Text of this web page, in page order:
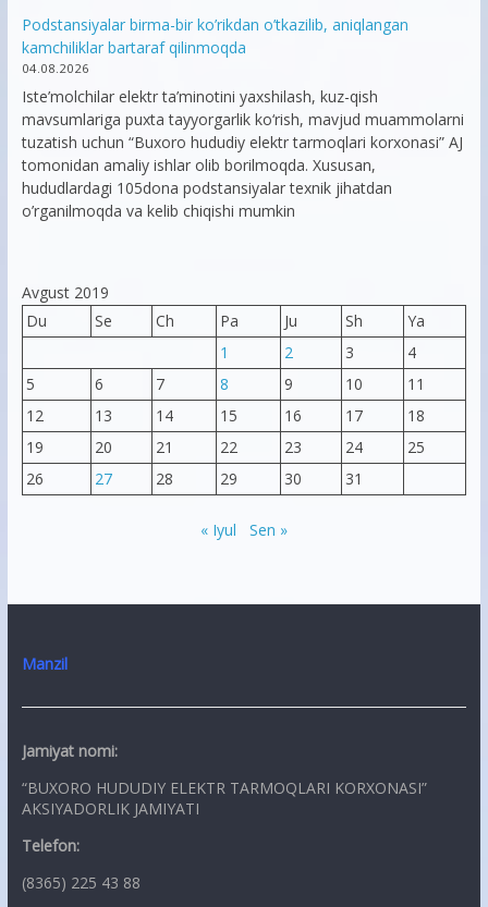
Podstansiyalar birma-bir ko’rikdan o’tkazilib, aniqlangan
kamchiliklar bartaraf qilinmoqda
04.08.2026
Iste’molchilar elektr ta’minotini yaxshilash, kuz-qish
mavsumlariga puxta tayyorgarlik ko‘rish, mavjud muammolarni
tuzatish uchun “Buxoro hududiy elektr tarmoqlari korxonasi” AJ
tomonidan amaliy ishlar olib borilmoqda. Xususan,
hududlardagi 105dona podstansiyalar texnik jihatdan
o’rganilmoqda va kelib chiqishi mumkin
Avgust 2019
Du
Se Ch Pa Ju Sh
Ya
1
2 3
4
5
6 7 8 9 10
11
12
13 14 15 16 17
18
19
20 21 22 23 24
25
26
27 28 29 30 31
« Iyul Sen »
Manzil
Jamiyat nomi:
“BUXORO HUDUDIY ELEKTR TARMOQLARI KORXONASI”
AKSIYADORLIK JAMIYATI
Telefon:
(8365) 225 43 88